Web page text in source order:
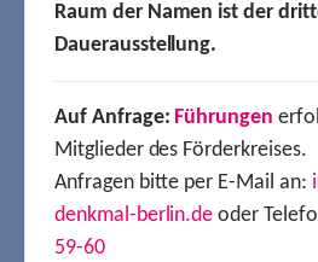
Raum der Namen ist der
Dauerausstellung.
Auf Anfrage: Führungen
Mitglieder des Förderkreises.
Anfragen bitte per E-Mail an:
denkmal-berlin.de oder
59-60